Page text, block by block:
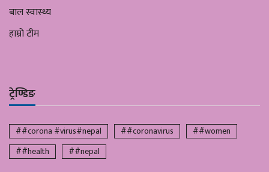
बाल स्वास्थ्य
हाम्रो टीम
ट्रेण्डिङ
##corona #virus#nepal ##coronavirus
##women
##health
##nepal